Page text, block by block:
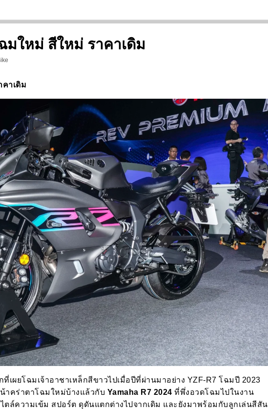
มใหม่ สีใหม่ ราคาเดิม
คาเดิม
เผยโฉมเจ้าอาชาเหล็กสีขาวไปเมื่อปีที่ผ่านมาอย่าง YZF-R7 โฉมปี 2023
าคร่าตาโฉมใหม่บ้างแล้วกับ Yamaha R7 2024 ที่พึ่งอวดโฉมไปในงาน
ตล์ความเข้ม สปอร์ต ดุดันแตกต่างไปจากเดิม และยังมาพร้อมกับลูกเล่นสีสัน